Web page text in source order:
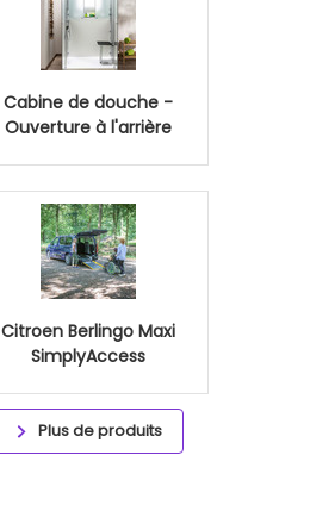
Cabine de douche -
Ouverture à l'arrière
Citroen Berlingo Maxi
SimplyAccess
Plus de produits